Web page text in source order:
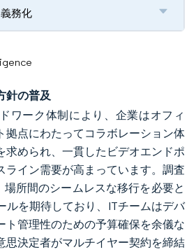
務化
針の普及
ワーク体制により、企業はオフィ
拠点にわたってコラボレーション体
求められ、一貫したビデオエンドポ
ライン需要が高まっています。調査
場所間のシームレスな移行を必要と
ルを期待しており、ITチームはデバ
ト管理性のための予算確保を余儀な
思決定者がマルチイヤー契約を締結